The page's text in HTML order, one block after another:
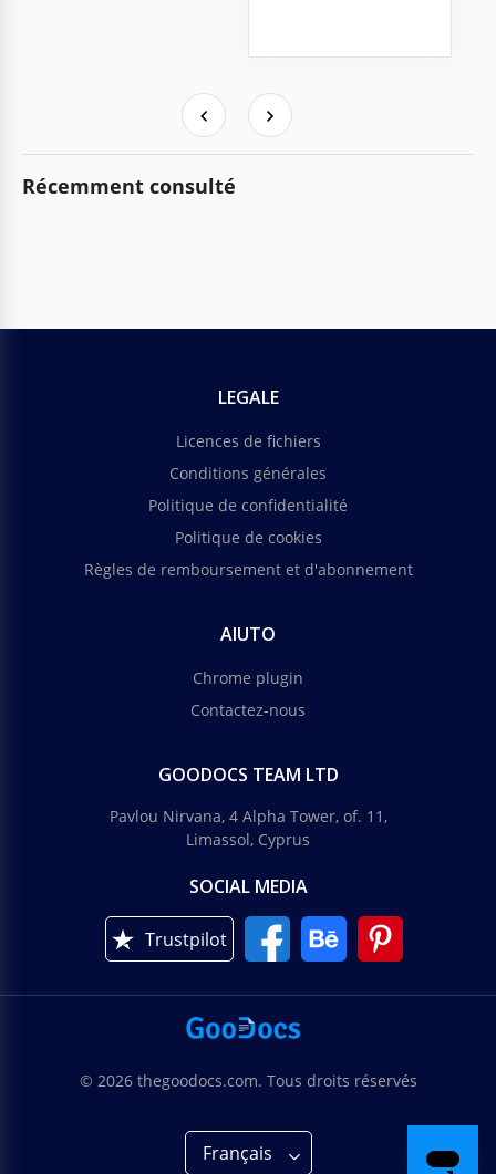
Récemment consulté
LEGALE
Licences de fichiers
Conditions générales
Politique de confidentialité
Politique de cookies
Règles de remboursement et d'abonnement
AIUTO
Chrome plugin
Contactez-nous
GOODOCS TEAM LTD
Pavlou Nirvana, 4 Alpha Tower, of. 11,
Limassol, Cyprus
SOCIAL MEDIA
Trustpilot
© 2026 thegoodocs.com. Tous droits réservés
Français